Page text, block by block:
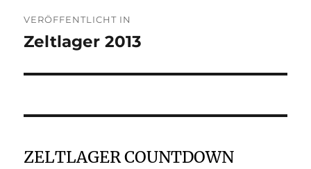
VERÖFFENTLICHT IN
Zeltlager 2013
ZELTLAGER COUNTDOWN